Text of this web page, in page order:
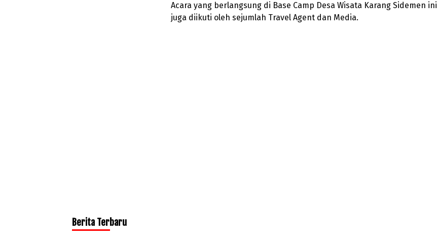
Acara yang berlangsung di Base Camp Desa Wisata Karang Sidemen ini
juga diikuti oleh sejumlah Travel Agent dan Media.
Berita Terbaru